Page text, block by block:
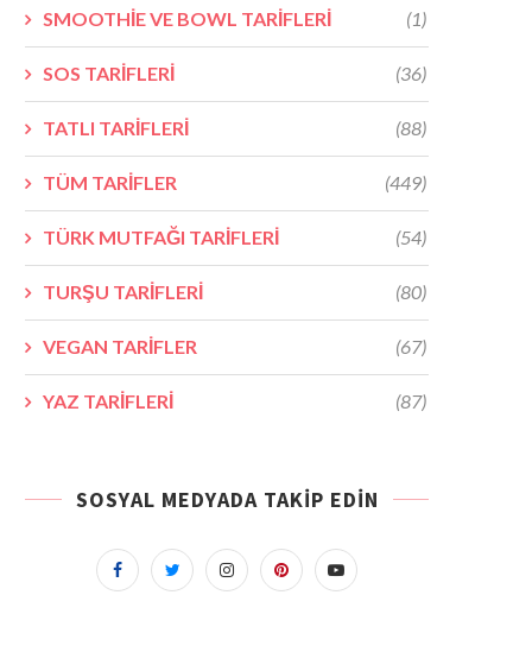
SMOOTHİE VE BOWL TARİFLERİ (1)
SOS TARİFLERİ (36)
TATLI TARİFLERİ (88)
TÜM TARİFLER (449)
TÜRK MUTFAĞI TARİFLERİ (54)
TURŞU TARİFLERİ (80)
VEGAN TARİFLER (67)
YAZ TARİFLERİ (87)
SOSYAL MEDYADA TAKIP EDIN